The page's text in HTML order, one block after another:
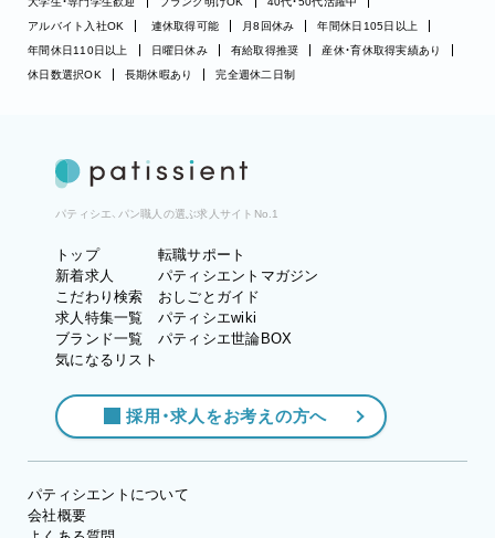
アルバイト入社OK
連休取得可能 月8回休み
年間休日105日以上
年間休日110日以上
日曜日休み 有給取得推奨
産休・育休取得実績あり
休日数選択OK
長期休暇あり 完全週休二日制
パティシエ、パン職人の選ぶ求人サイトNo.1
トップ
新着求人
こだわり検索
求人特集一覧
ブランド一覧
気になるリスト
転職サポート
パティシエントマガジン
おしごとガイド
パティシエwiki
パティシエ世論BOX
採用・求人をお考えの方へ
パティシエントについて
会社概要